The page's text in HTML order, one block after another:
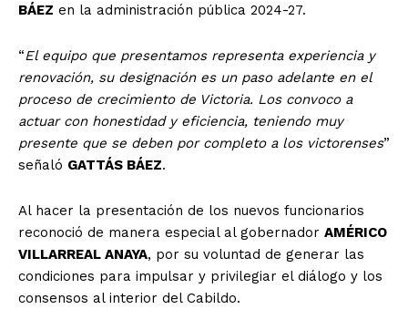
BÁEZ en la administración pública 2024-27.
“El equipo que presentamos representa experiencia y
renovación, su designación es un paso adelante en el
proceso de crecimiento de Victoria. Los convoco a
actuar con honestidad y eficiencia, teniendo muy
presente que se deben por completo a los victorenses”
señaló GATTÁS BÁEZ.
Al hacer la presentación de los nuevos funcionarios
reconoció de manera especial al gobernador AMÉRICO
VILLARREAL ANAYA, por su voluntad de generar las
condiciones para impulsar y privilegiar el diálogo y los
consensos al interior del Cabildo.